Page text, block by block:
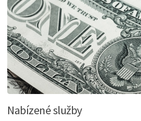
Nabízené služby